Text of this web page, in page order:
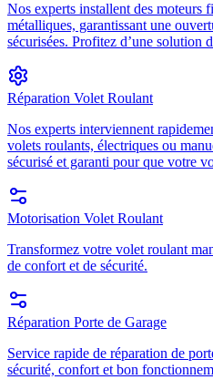
Nos experts installent des moteurs
métalliques, garantissant une
sécurisées. Profitez d’une solution
Réparation Volet Roulant
Nos experts interviennent
volets roulants, électriques ou
sécurisé et garanti pour que votre
Motorisation Volet Roulant
Transformez votre volet roulant
de confort et de sécurité.
Réparation Porte de Garage
Service rapide de réparation de
sécurité, confort et bon